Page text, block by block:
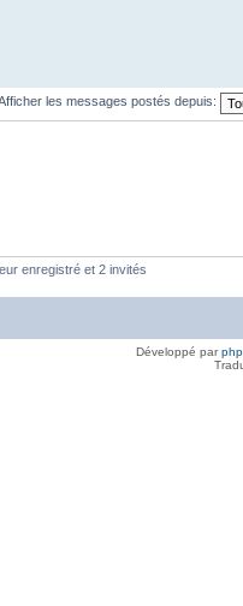
les messages postés depuis:
enregistré et 2 invités
Développé par